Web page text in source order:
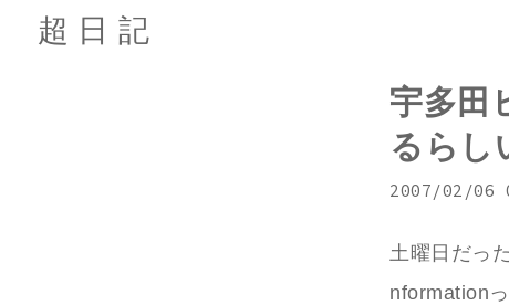
超日記
宇多田
るらし
2007/02/06
土曜日だっ
nformation